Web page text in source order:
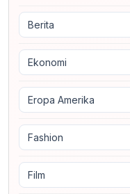
Berita
Ekonomi
Eropa Amerika
Fashion
Film